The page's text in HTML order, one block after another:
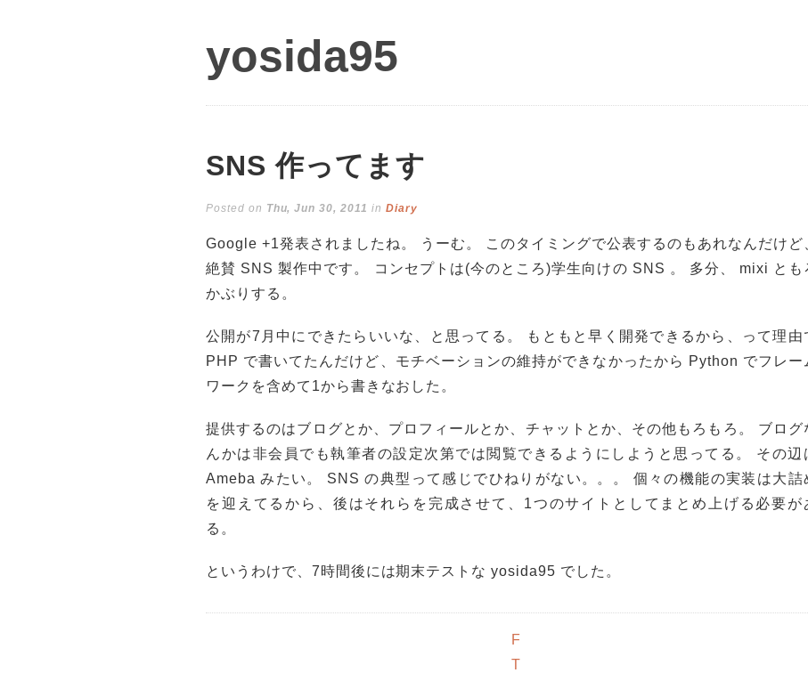
yosida95
SNS 作ってます
Posted on Thu, Jun 30, 2011 in Diary
Google +1発表されましたね。 うーむ。 このタイミングで公表するのもあれなんだけど
絶賛 SNS 製作中です。 コンセプトは(今のところ)学生向けの SNS 。 多分、 mixi とも
かぶりする。
公開が7月中にできたらいいな、と思ってる。 もともと早く開発できるから、って理由
PHP で書いてたんだけど、モチベーションの維持ができなかったから Python でフレー
ワークを含めて1から書きなおした。
提供するのはブログとか、プロフィールとか、チャットとか、その他もろもろ。 ブログ
んかは非会員でも執筆者の設定次第では閲覧できるようにしようと思ってる。 その辺
Ameba みたい。 SNS の典型って感じでひねりがない。。。 個々の機能の実装は大詰
を迎えてるから、後はそれらを完成させて、1つのサイトとしてまとめ上げる必要が
る。
というわけで、7時間後には期末テストな yosida95 でした。
F
T